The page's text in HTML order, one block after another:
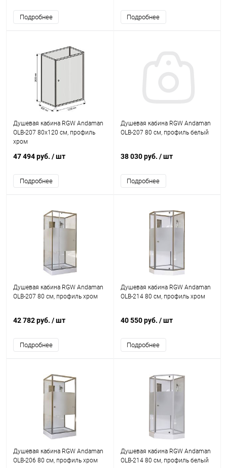
Подробнее Подробнее
Душевая кабина RGW Andaman
OLB-207 80x120 см, профиль
хром
47 494 руб. / шт
Подробнее
Душевая кабина RGW Andaman
OLB-207 80 см, профиль белый
38 030 руб. / шт
Подробнее
Душевая кабина RGW Andaman
OLB-207 80 см, профиль хром
42 782 руб. / шт
Подробнее
Душевая кабина RGW Andaman
OLB-214 80 см, профиль хром
40 550 руб. / шт
Подробнее
Душевая кабина RGW Andaman
OLB-206 80 см, профиль хром
Душевая кабина RGW Andaman
OLB-214 80 см, профиль белый